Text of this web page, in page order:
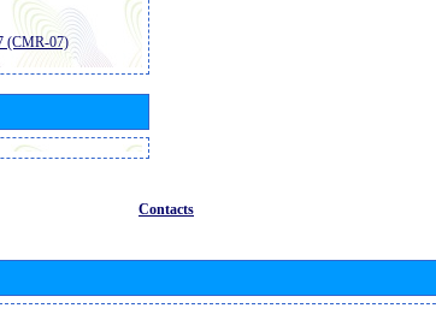
(CMR-07)
Contacts